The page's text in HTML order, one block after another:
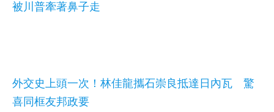
被川普牽著鼻子走
外交史上頭一次！林佳龍攜石崇良抵達日內瓦 驚
喜同框友邦政要